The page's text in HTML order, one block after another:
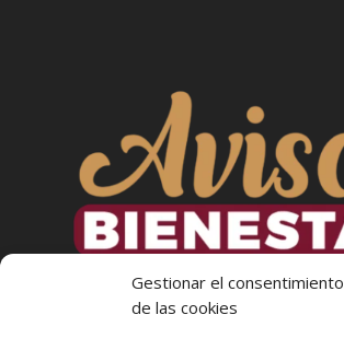
Gestionar el consentimiento
de las cookies